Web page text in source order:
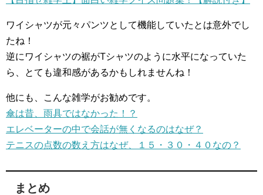
ワイシャツが元々パンツとして機能していたとは意外でし
たね！
逆にワイシャツの裾がTシャツのように水平になっていた
ら、とても違和感があるかもしれませんね！
他にも、こんな雑学がお勧めです。
傘は昔、雨具ではなかった！？
エレベーターの中で会話が無くなるのはなぜ？
テニスの点数の数え方はなぜ、１５・３０・４０なの？
まとめ